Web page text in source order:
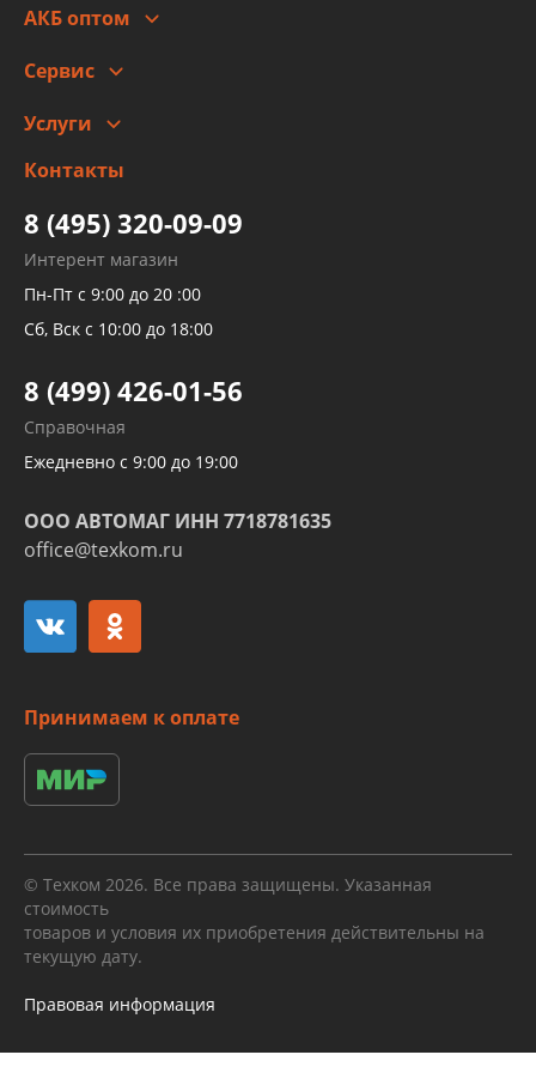
Гарантии и возврат
АКБ оптом
Сервис
Заправка кондиционера авто
Детейлинг
Услуги
высокого давления
Тормозных трубок
Рукавов гидроусилителей
Рукавов компрессоров и турбин
Трубок кондиционеров
Развертка пайка медных стальных
алюминиевых трубок и штуцеров
Контакты
8 (495) 320-09-09
Интерент магазин
Пн-Пт с 9:00 до 20 :00
Сб, Вск с 10:00 до 18:00
8 (499) 426-01-56
Справочная
Ежедневно с 9:00 до 19:00
ООО АВТОМАГ ИНН 7718781635
office@texkom.ru
Принимаем к оплате
© Техком 2026. Все права защищены. Указанная
стоимость
товаров и условия их приобретения действительны на
текущую дату.
Правовая информация